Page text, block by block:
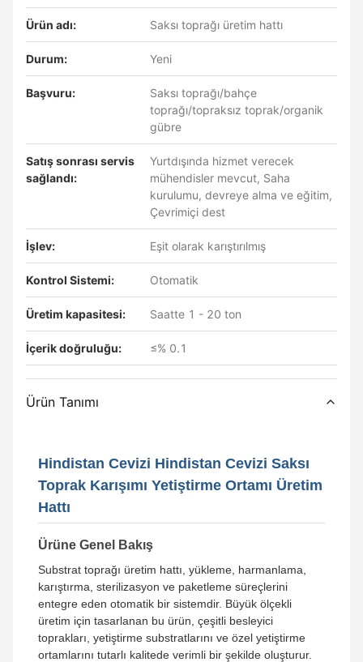
Ürün adı: Saksı toprağı üretim hattı
Durum: Yeni
Başvuru:
Saksı toprağı/bahçe
toprağı/topraksız toprak/organik
gübre
Satış sonrası servis
sağlandı:
Yurtdışında hizmet verecek
mühendisler mevcut, Saha
kurulumu, devreye alma ve eğitim,
Çevrimiçi dest
İşlev: Eşit olarak karıştırılmış
Kontrol Sistemi: Otomatik
Üretim kapasitesi: Saatte 1 - 20 ton
İçerik doğruluğu: ≤% 0.1
Ürün Tanımı
Hindistan Cevizi Hindistan Cevizi Saksı
Toprak Karışımı Yetiştirme Ortamı Üretim
Hattı
Ürüne Genel Bakış
Substrat toprağı üretim hattı, yükleme, harmanlama,
karıştırma, sterilizasyon ve paketleme süreçlerini
entegre eden otomatik bir sistemdir. Büyük ölçekli
üretim için tasarlanan bu ürün, çeşitli besleyici
toprakları, yetiştirme substratlarını ve özel yetiştirme
ortamlarını tutarlı kalitede verimli bir şekilde oluşturur.